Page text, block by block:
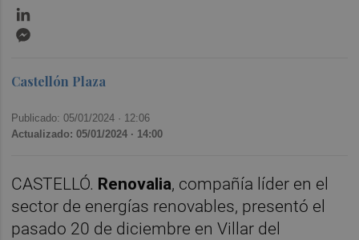
Castellón Plaza
Publicado: 05/01/2024 · 12:06
Actualizado: 05/01/2024 · 14:00
CASTELLÓ. Renovalia, compañía líder en el
sector de energías renovables, presentó el
pasado 20 de diciembre en Villar del